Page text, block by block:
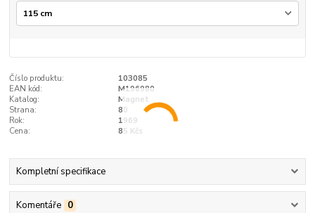
Číslo produktu:
103085
EAN kód:
M196980
Katalog:
Magnet
Strana:
80
Rok:
1969
Cena:
85 Kčs
Kompletní specifikace
Komentáře 0